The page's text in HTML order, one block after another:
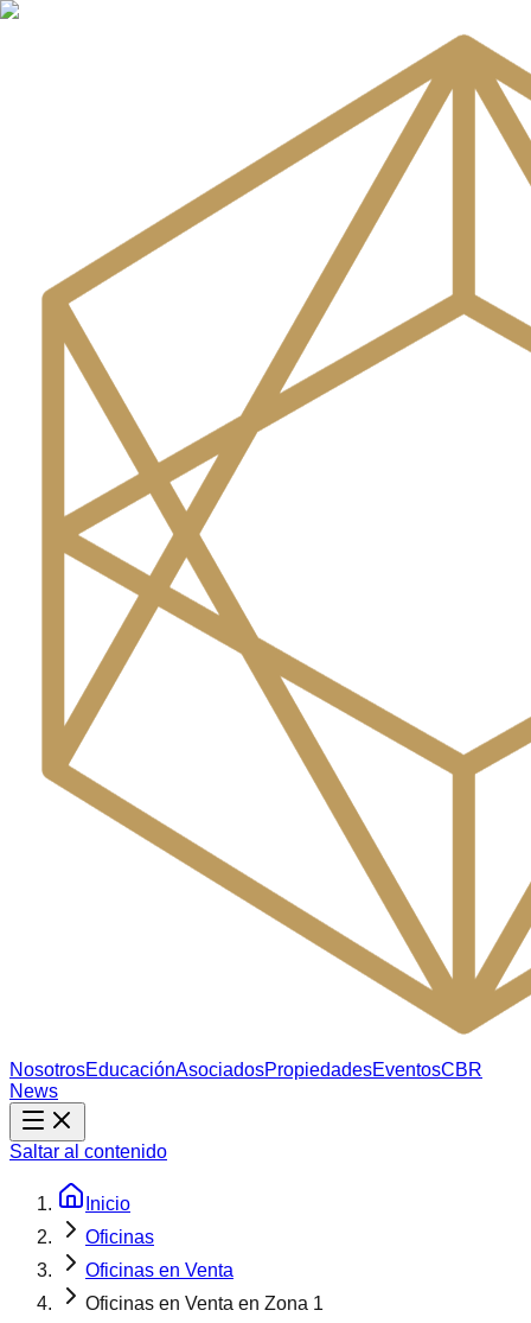
NosotrosEducaciónAsociadosPropiedadesEventosCBR
News
Saltar al contenido
Inicio
Oficinas
Oficinas en Venta
Oficinas en Venta en Zona 1